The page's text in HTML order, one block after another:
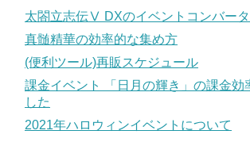
太閤立志伝Ⅴ DXのイベントコンバー
真髄精華の効率的な集め方
(便利ツール)再販スケジュール
課金イベント 「日月の輝き」の課金効
した
2021年ハロウィンイベントについて